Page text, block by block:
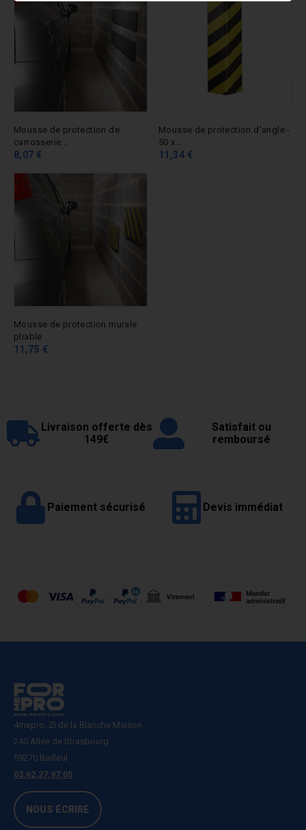
Mousse de protection de
carrosserie...
8,07 €
Mousse de protection d'angle -
50 x...
11,34 €
Mousse de protection murale
pliable
11,75 €
Livraison offerte dès
149€
Satisfait ou
remboursé
Paiement sécurisé Devis immédiat
4mepro, ZI de la Blanche Maison
240 Allée de Strasbourg
59270 Bailleul
03.62.27.97.05
NOUS ÉCRIRE